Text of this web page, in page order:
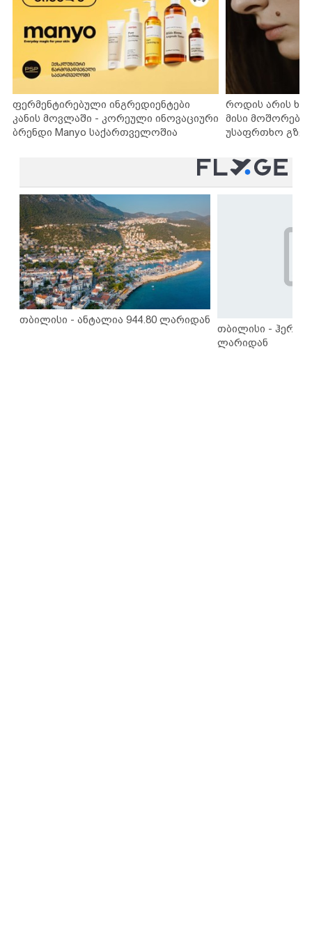
ფერმენტირებული ინგრედიენტები
კანის მოვლაში - კორეული ინოვაციური
ბრენდი Manyo საქართველოშია
როდის არის
მისი
უსაფრთხო
თბილისი - ანტალია 944.80 ლარიდან
თბილისი -
ლარიდან